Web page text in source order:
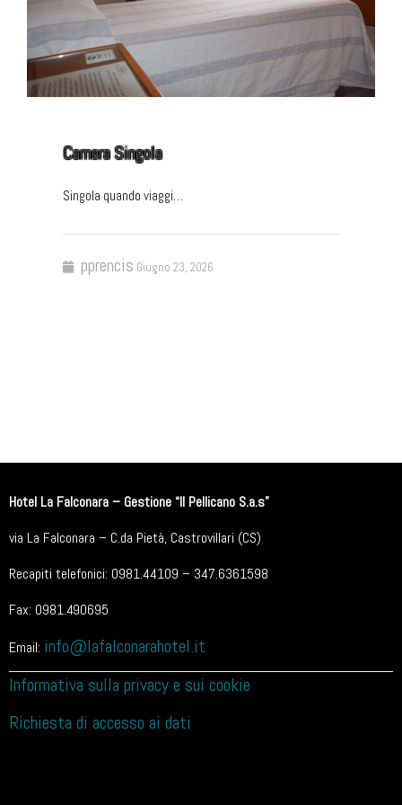
Camera Singola
Singola quando viaggi…
pprencis Giugno 23, 2026
Hotel La Falconara – Gestione “Il Pellicano S.a.s”
via La Falconara – C.da Pietà, Castrovillari (CS)
Recapiti telefonici: 0981.44109 – 347.6361598
Fax: 0981.490695
Email: info@lafalconarahotel.it
Informativa sulla privacy e sui cookie
Richiesta di accesso ai dati